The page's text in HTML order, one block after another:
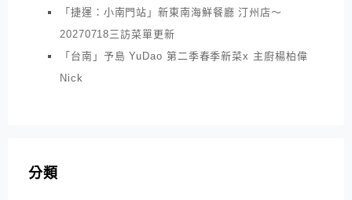
「捷運：小南門站」新東南海鮮餐廳 汀州店～
20270718三訪菜單更新
「台南」予島 YuDao 第二季春季新菜x 主廚楊柏偉
Nick
分類